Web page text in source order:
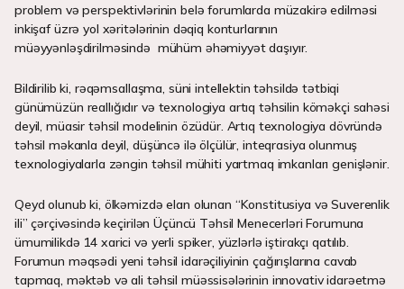
problem və perspektivlərinin belə forumlarda müzakirə edilməsi
inkişaf üzrə yol xəritələrinin dəqiq konturlarının
müəyyənləşdirilməsində mühüm əhəmiyyət daşıyır.
Bildirilib ki, rəqəmsallaşma, süni intellektin təhsildə tətbiqi
günümüzün reallığıdır və texnologiya artıq təhsilin köməkçi sahəsi
deyil, müasir təhsil modelinin özüdür. Artıq texnologiya dövründə
təhsil məkanla deyil, düşüncə ilə ölçülür, inteqrasiya olunmuş
texnologiyalarla zəngin təhsil mühiti yartmaq imkanları genişlənir.
Qeyd olunub ki, ölkəmizdə elan olunan “Konstitusiya və Suverenlik
ili” çərçivəsində keçirilən Üçüncü Təhsil Menecerləri Forumuna
ümumilikdə 14 xarici və yerli spiker, yüzlərlə iştirakçı qatılıb.
Forumun məqsədi yeni təhsil idarəçiliyinin çağırışlarına cavab
tapmaq, məktəb və ali təhsil müəssisələrinin innovativ idarəetmə